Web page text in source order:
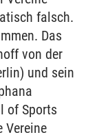
falsch.
Das
von der
und sein
of Sports
Vereine